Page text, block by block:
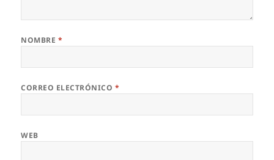
NOMBRE *
CORREO ELECTRÓNICO *
WEB